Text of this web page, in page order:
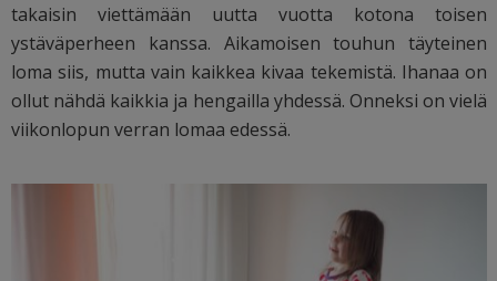
takaisin viettämään uutta vuotta kotona toisen
ystäväperheen kanssa. Aikamoisen touhun täyteinen
loma siis, mutta vain kaikkea kivaa tekemistä. Ihanaa on
ollut nähdä kaikkia ja hengailla yhdessä. Onneksi on vielä
viikonlopun verran lomaa edessä.